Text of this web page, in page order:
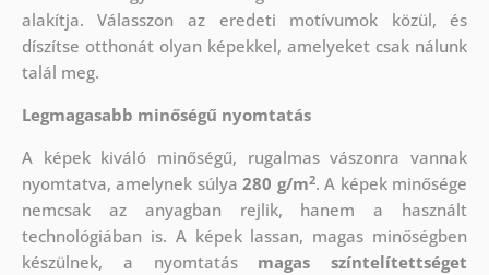
alakítja. Válasszon az eredeti motívumok közül, és
díszítse otthonát olyan képekkel, amelyeket csak nálunk
talál meg.
Legmagasabb minőségű nyomtatás
A képek kiváló minőségű, rugalmas vászonra vannak
nyomtatva, amelynek súlya280 g/m2. A képek minősége
nemcsak az anyagban rejlik, hanem a használt
technológiában is. A képek lassan, magas minőségben
készülnek, a nyomtatás magas színtelítettséget